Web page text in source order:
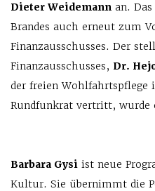
Dieter Weidemann an.
Brandes auch erneut zum
Finanzausschusses. Der
Finanzausschusses, Dr.
der freien Wohlfahrtspflege
Rundfunkrat vertritt, wurde
Barbara Gysi ist neue
Kultur. Sie übernimmt die